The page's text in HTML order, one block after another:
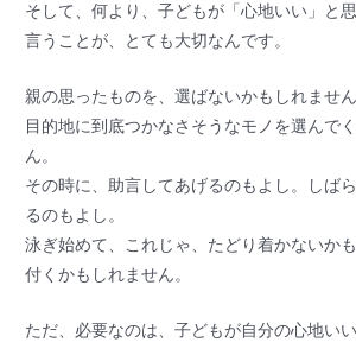
そして、何より、子どもが「心地いい」と
言うことが、とても大切なんです。
親の思ったものを、選ばないかもしれません
目的地に到底つかなさそうなモノを選んで
ん。
その時に、助言してあげるのもよし。しば
るのもよし。
泳ぎ始めて、これじゃ、たどり着かないか
付くかもしれません。
ただ、必要なのは、子どもが自分の心地いい